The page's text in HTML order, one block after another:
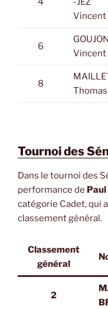
Vincent
6
GOUJON
Vincent
8
Thomas
Tournoi des
Dans le tournoi des
performance de
catégorie Cadet, qui
classement général.
Classement
général
2